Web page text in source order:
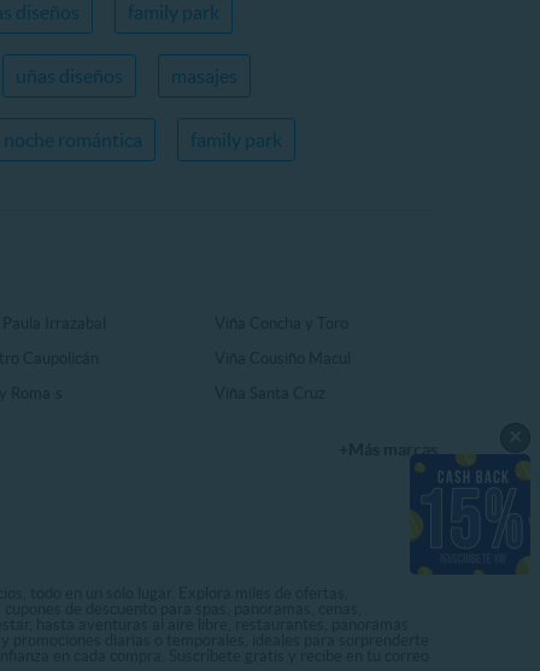
diseños family park
uñas diseños masajes
noche romántica family park
+Más marcas